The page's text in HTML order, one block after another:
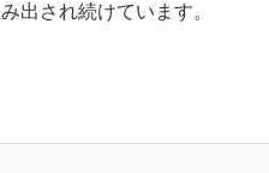
出され続けています。